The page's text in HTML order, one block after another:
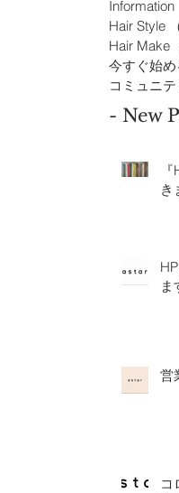
Information
Hair Style
Hair Make
今すぐ始め
コミュニテ
- New
き
ま
営
コ